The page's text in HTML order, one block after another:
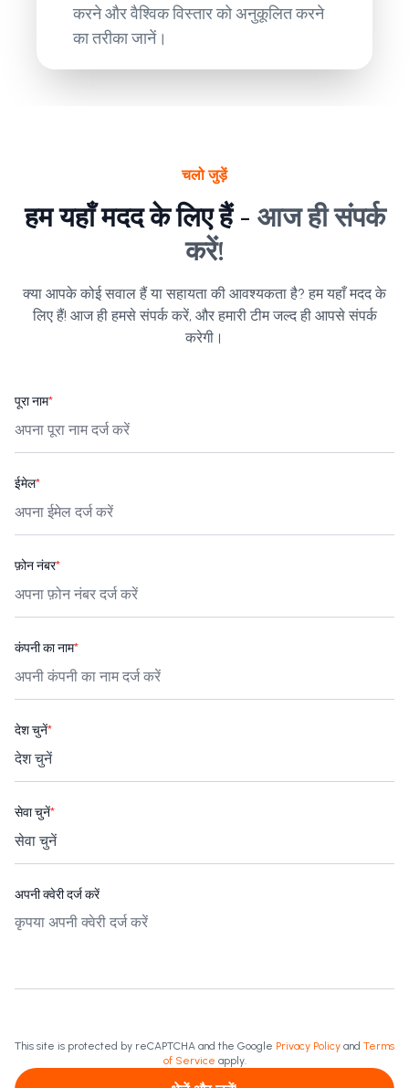
करने और वैश्विक विस्तार को अनुकूलित करने
का तरीका जानें।
चलो जुड़ें
हम यहाँ मदद के लिए हैं - आज ही संपर्क
करें!
क्या आपके कोई सवाल हैं या सहायता की आवश्यकता है? हम यहाँ मदद के
लिए हैं! आज ही हमसे संपर्क करें, और हमारी टीम जल्द ही आपसे संपर्क
करेगी।
पूरा नाम*
ईमेल*
फ़ोन नंबर*
कंपनी का नाम*
देश चुनें*
सेवा चुनें*
अपनी क्वेरी दर्ज करें
This site is protected by reCAPTCHA and the Google Privacy Policy and Terms
of Service apply.